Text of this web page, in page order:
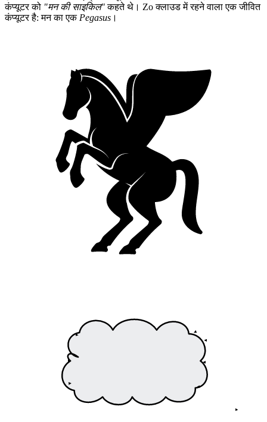
कंप्यूटर को "मन की साइकिल"कहते थे। Zo क्लाउड में रहने वाला एक जीवित
कंप्यूटर है: मन का एक Pegasus ।